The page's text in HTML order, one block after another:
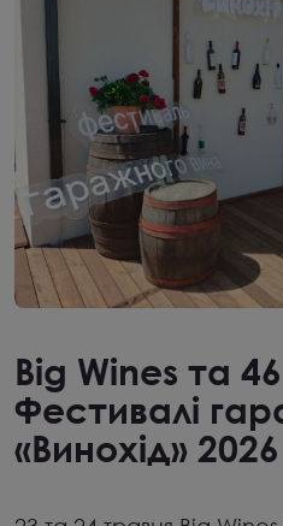
Big Wines та
Фестивалі
«Винохід» 2026